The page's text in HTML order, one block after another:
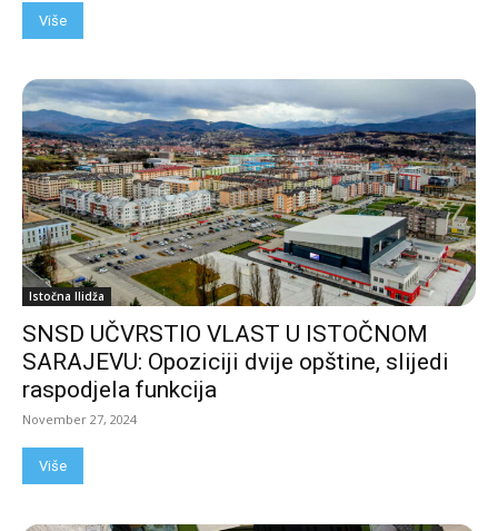
Više
Istočna Ilidža
SNSD UČVRSTIO VLAST U ISTOČNOM
SARAJEVU: Opoziciji dvije opštine, slijedi
raspodjela funkcija
November 27, 2024
Više